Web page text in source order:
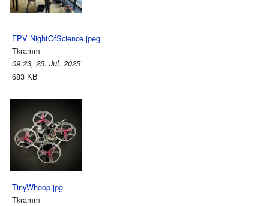
FPV NightOfScience.jpeg
Tkramm
09:23, 25. Jul. 2025
683 KB
TinyWhoop.jpg
Tkramm